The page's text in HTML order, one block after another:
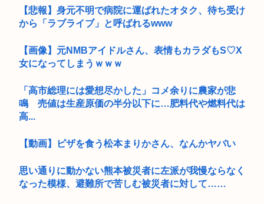
【悲報】身元不明で病院に運ばれたオタク、待ち受け
から「ラブライブ」と呼ばれるwww
【画像】元NMBアイドルさん、表情もカラダもS♡X
女になってしまうｗｗｗ
「高市総理には愛想尽かした」コメ余りに農家が悲
鳴 売値は生産原価の半分以下に…肥料代や燃料代は
高...
【動画】ピザを食う松本まりかさん、なんかヤバい
思い通りに動かない熊本被災者に左派が我慢ならなく
なった模様、避難所で苦しむ被災者に対して……